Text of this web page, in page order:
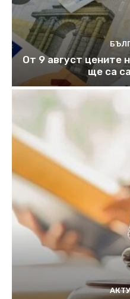
От 9 август цените
ще са